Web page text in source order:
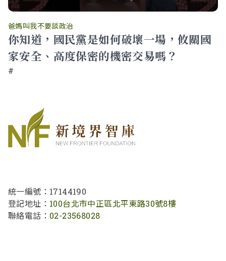
爸媽叫我不要談政治
你知道，國民黨是如何破壞一場，攸關國
家安全、高度保密的機密交易嗎？
#
統一編號：17144190
登記地址： 100台北市中正區北平東路30號8樓
聯絡電話： 02-23568028